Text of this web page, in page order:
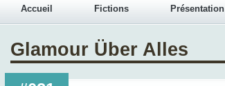
Accueil Fictions Présentation
Glamour Über Alles